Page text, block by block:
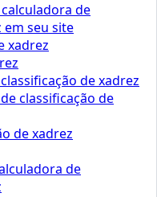
de
em seu site
xadrez
de xadrez
classificação de
de xadrez
de